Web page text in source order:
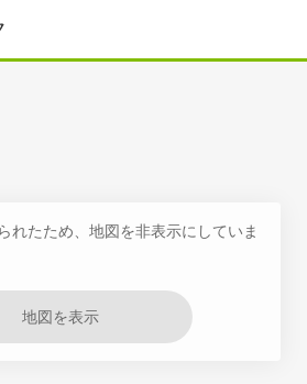
れたため、地図を非表示にしていま
地図を表示